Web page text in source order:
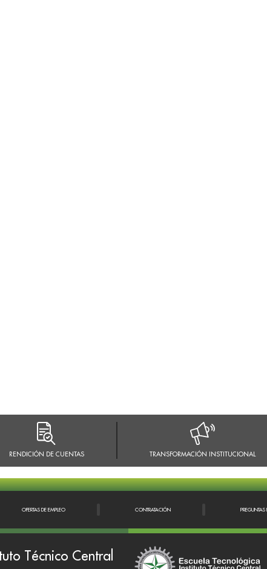
RENDICIÓN DE CUENTAS TRANSFORMACIÓN INSTITUCIONAL
OFERTAS DE EMPLEO CONTRATACIÓN PREGUNTAS
Técnico Central